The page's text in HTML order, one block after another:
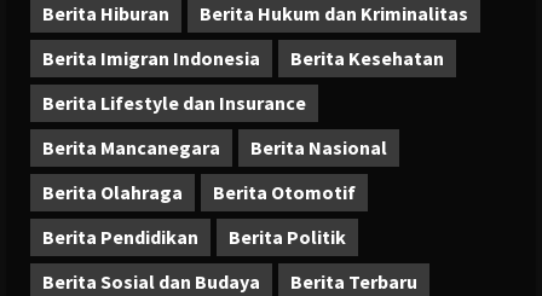
Berita Hiburan
Berita Hukum dan Kriminalitas
Berita Imigran Indonesia
Berita Kesehatan
Berita Lifestyle dan Insurance
Berita Mancanegara
Berita Nasional
Berita Olahraga
Berita Otomotif
Berita Pendidikan
Berita Politik
Berita Sosial dan Budaya
Berita Terbaru